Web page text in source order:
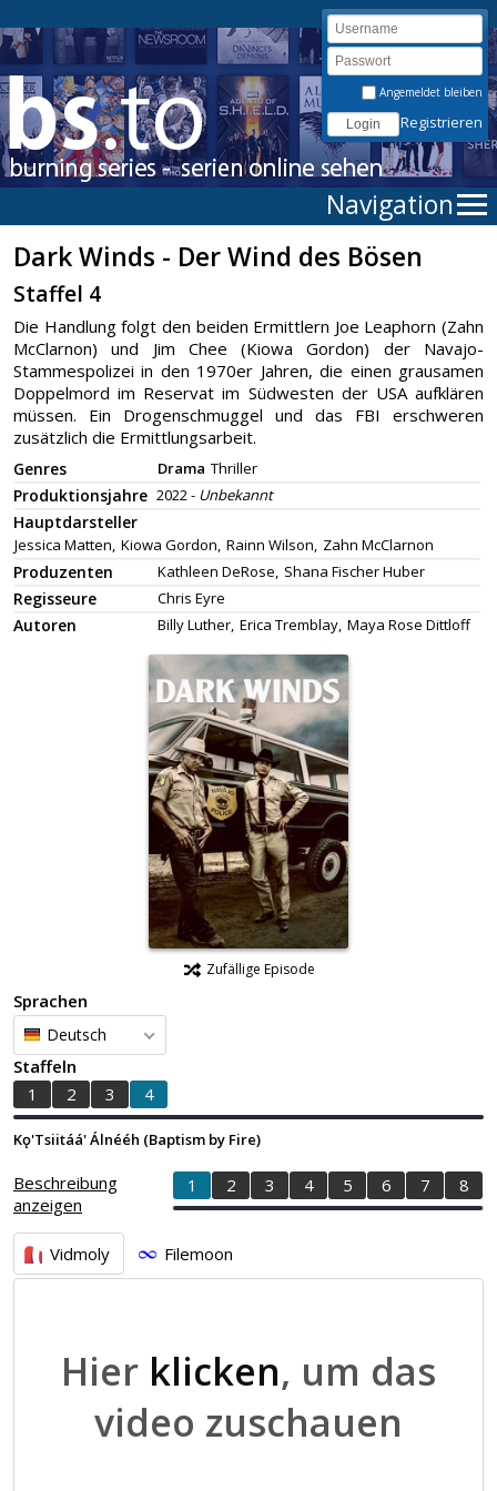
Angemeldet bleiben
Registrieren
Navigation
Dark Winds - Der Wind des Bösen
Staffel 4
Die Handlung folgt den beiden Ermittlern Joe Leaphorn (Zahn
McClarnon) und Jim Chee (Kiowa Gordon) der Navajo-
Stammespolizei in den 1970er Jahren, die einen grausamen
Doppelmord im Reservat im Südwesten der USA aufklären
müssen. Ein Drogenschmuggel und das FBI erschweren
zusätzlich die Ermittlungsarbeit.
Genres Drama Thriller
Produktionsjahre 2022 - Unbekannt
Hauptdarsteller
Jessica Matten, Kiowa Gordon, Rainn Wilson, Zahn McClarnon
Produzenten Kathleen DeRose, Shana Fischer Huber
Regisseure Chris Eyre
Autoren Billy Luther, Erica Tremblay, Maya Rose Dittloff
Zufällige Episode
Sprachen
Deutsch
Staffeln
1
2 3 4
Kǫ'Tsiitáá' Álnééh (Baptism by Fire)
1 2 3 4 5 6 7 8
Beschreibung
anzeigen
Vidmoly Filemoon
Hier klicken, um das
video zuschauen